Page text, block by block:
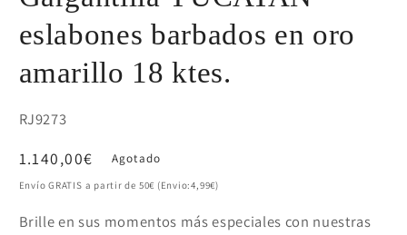
eslabones barbados en oro
amarillo 18 ktes.
SKU:
RJ9273
Precio
habitual
1.140,00€ Agotado
Envío GRATIS a partir de 50€ (Envio:4,99€)
Brille en sus momentos más especiales con nuestras